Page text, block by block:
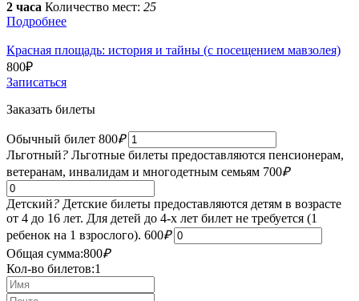
2 часа Количество мест: 25
Подробнее
Красная площадь: история и тайны (с посещением мавзолея)
800₽
Записаться
Заказать билеты
Обычный билет 800₽
Льготный? Льготные билеты предоставляются пенсионерам,
ветеранам, инвалидам и многодетным семьям 700₽
Детский? Детские билеты предоставляются детям в возрасте
от 4 до 16 лет. Для детей до 4-х лет билет не требуется (1
ребенок на 1 взрослого). 600₽
Общая сумма:800₽
Кол-во билетов:1